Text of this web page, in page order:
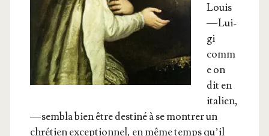
Louis
— Lui­
gi
comm
e on
dit en
ita­lien,
— sem­bla bien être des­ti­né à se mon­trer un
chré­tien excep­tion­nel, en même temps qu’il